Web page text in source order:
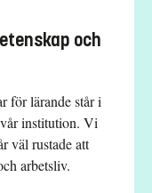
och
för lärande står i
institution. Vi
väl rustade att
arbetsliv.